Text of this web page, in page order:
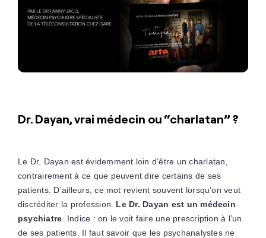
Dr. Dayan, vrai médecin ou “charlatan” ?
Le Dr. Dayan est évidemment loin d’être un charlatan,
contrairement à ce que peuvent dire certains de ses
patients. D’ailleurs, ce mot revient souvent lorsqu’on veut
discréditer la profession. Le Dr. Dayan est un médecin
psychiatre . Indice : on le voit faire une prescription à l’un
de ses patients. Il faut savoir que les psychanalystes ne